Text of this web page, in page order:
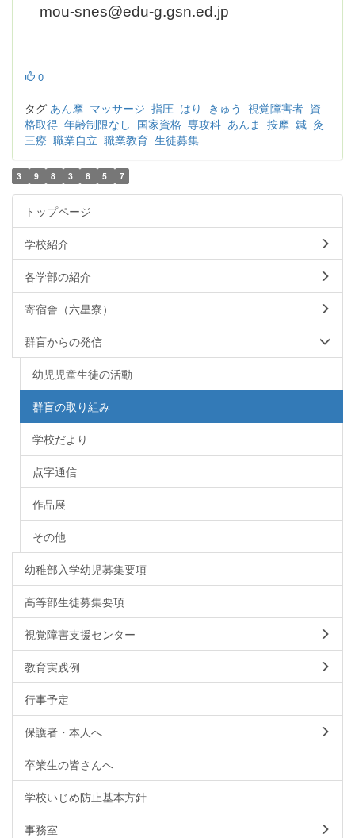
mou-snes@edu-g.gsn.ed.jp
0
タグ あん摩 マッサージ 指圧 はり きゅう 視覚障害者 資
格取得 年齢制限なし 国家資格 専攻科 あんま 按摩 鍼 灸
三療 職業自立 職業教育 生徒募集
3 9 8 3 8 5 7
トップページ
学校紹介
各学部の紹介
寄宿舎（六星寮）
群盲からの発信
幼児児童生徒の活動
群盲の取り組み
学校だより
点字通信
作品展
その他
幼稚部入学幼児募集要項
高等部生徒募集要項
視覚障害支援センター
教育実践例
行事予定
保護者・本人へ
卒業生の皆さんへ
学校いじめ防止基本方針
事務室